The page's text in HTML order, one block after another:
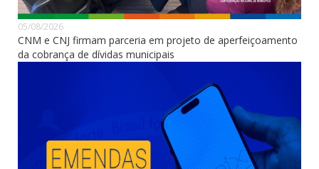
05/08/2026
CNM e CNJ firmam parceria em projeto de aperfeiçoamento
da cobrança de dívidas municipais